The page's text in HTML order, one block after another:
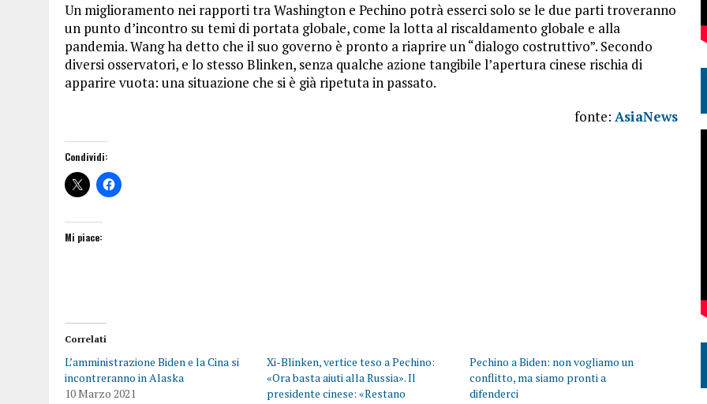
Un miglioramento nei rapporti tra Washington e Pechino potrà esserci solo se le due parti troveranno
un punto d’incontro su temi di portata globale, come la lotta al riscaldamento globale e alla
pandemia. Wang ha detto che il suo governo è pronto a riaprire un “dialogo costruttivo”. Secondo
diversi osservatori, e lo stesso Blinken, senza qualche azione tangibile l’apertura cinese rischia di
apparire vuota: una situazione che si è già ripetuta in passato.
fonte: AsiaNews
Condividi:
Mi piace:
Correlati
L’amministrazione Biden e la Cina si
incontreranno in Alaska
10 Marzo 2021
Xi-Blinken, vertice teso a Pechino:
«Ora basta aiuti alla Russia». Il
presidente cinese: «Restano
Pechino a Biden: non vogliamo un
conflitto, ma siamo pronti a
difenderci